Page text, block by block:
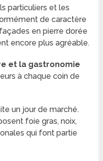
particuliers et les
de caractère
en pierre dorée
encore plus agréable.
et la gastronomie
à chaque coin de
un jour de marché.
foie gras, noix,
qui font partie